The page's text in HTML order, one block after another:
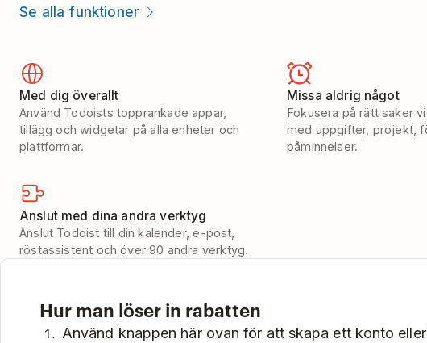
Se alla funktioner
Med dig överallt
Använd Todoists topprankade appar,
tillägg och widgetar på alla enheter och
plattformar.
Missa aldrig något
Fokusera på rätt saker
med uppgifter, projekt,
påminnelser.
Anslut med dina andra verktyg
Anslut Todoist till din kalender, e-post,
röstassistent och över 90 andra verktyg.
Hur man löser in rabatten
Använd knappen här ovan för att skapa ett konto